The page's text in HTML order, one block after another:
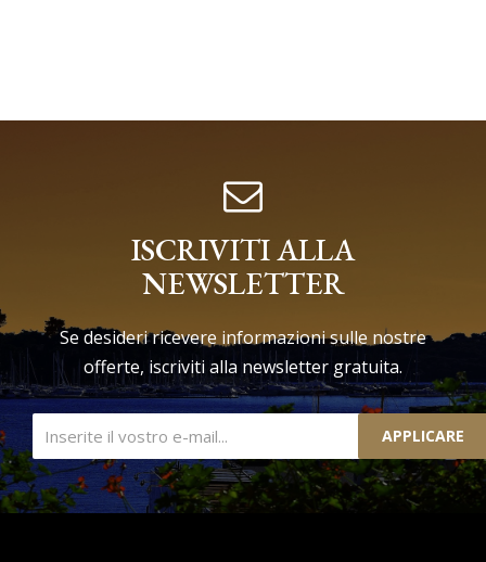
ISCRIVITI ALLA
NEWSLETTER
Se desideri ricevere informazioni sulle nostre
offerte, iscriviti alla newsletter gratuita.
APPLICARE